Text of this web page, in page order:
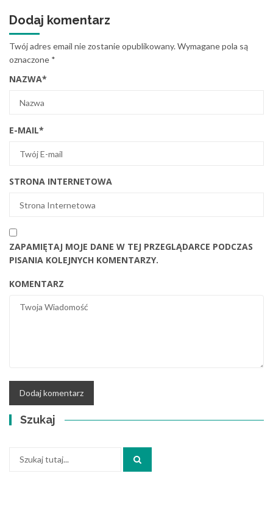
Dodaj komentarz
Twój adres email nie zostanie opublikowany.Wymagane pola są
oznaczone *
NAZWA*
E-MAIL*
STRONA INTERNETOWA
ZAPAMIĘTAJ MOJE DANE W TEJ PRZEGLĄDARCE PODCZAS
PISANIA KOLEJNYCH KOMENTARZY.
KOMENTARZ
Szukaj